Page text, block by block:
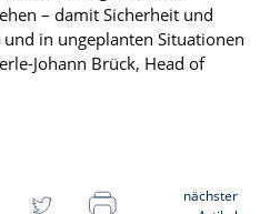
– damit Sicherheit und
in ungeplanten Situationen
Johann Brück, Head of
nächster